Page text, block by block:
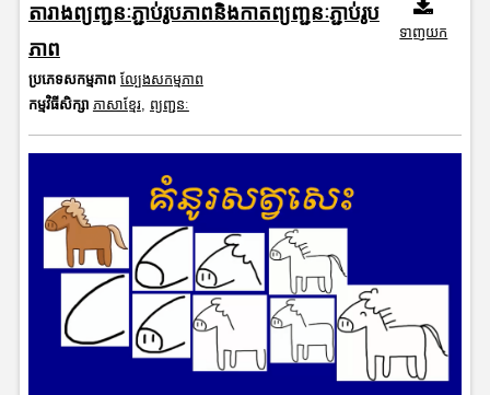
តារាងព្យញ្ជនៈភ្ជាប់រូបភាពនិងកាតព្យញ្ជនៈភ្ជាប់រូប
ភាព
ប្រភេទសកម្មភាព ល្បែងសកម្មភាព
កម្មវិធីសិក្សា ភាសាខ្មែរ, ព្យញ្ជនៈ
ទាញយក